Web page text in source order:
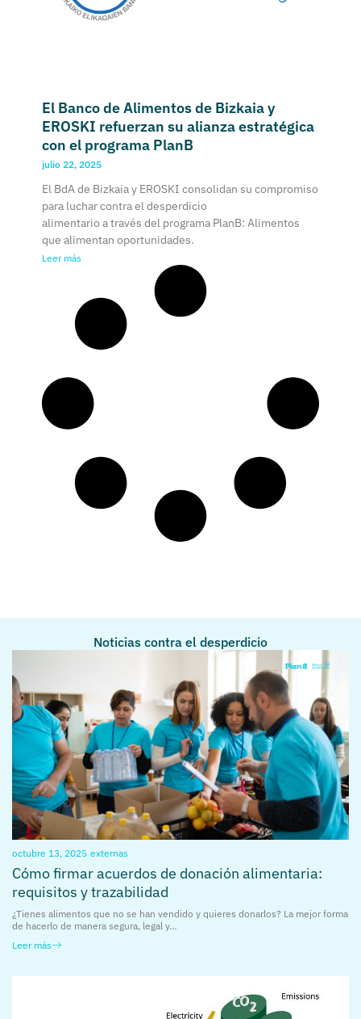
El Banco de Alimentos de Bizkaia y
EROSKI refuerzan su alianza estratégica
con el programa PlanB
julio 22, 2025
El BdA de Bizkaia y EROSKI consolidan su compromiso
para luchar contra el desperdicio
alimentario a través del programa PlanB: Alimentos
que alimentan oportunidades.
Leer más
Noticias contra el desperdicio
octubre 13, 2025 externas
Cómo firmar acuerdos de donación alimentaria:
requisitos y trazabilidad
¿Tienes alimentos que no se han vendido y quieres donarlos? La mejor forma
de hacerlo de manera segura, legal y…
Leer más